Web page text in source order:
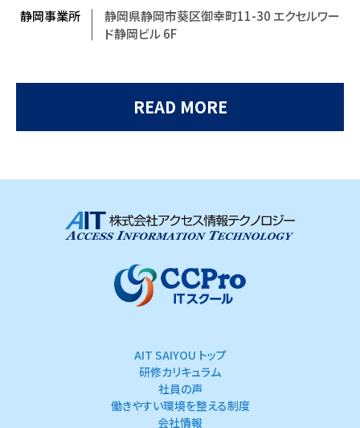
静岡事業所
静岡県静岡市葵区御幸町11-30 エクセルワー
ド静岡ビル 6F
READ MORE
AIT SAIYOU トップ
研修カリキュラム
社員の声
働きやすい環境を整える制度
会社情報